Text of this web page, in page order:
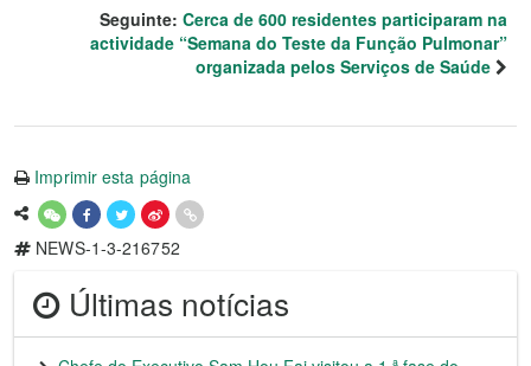
Seguinte: Cerca de 600 residentes participaram na
actividade “Semana do Teste da Função Pulmonar”
organizada pelos Serviços de Saúde
Imprimir esta página
NEWS-1-3-216752
Últimas notícias